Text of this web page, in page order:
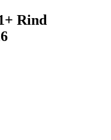
Rind